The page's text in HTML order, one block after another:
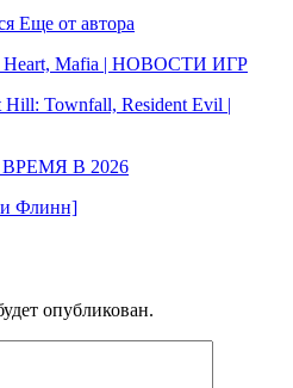
Еще от автора
Heart, Mafia | НОВОСТИ ИГР
Hill: Townfall, Resident Evil |
В 2026
и Флинн]
опубликован.